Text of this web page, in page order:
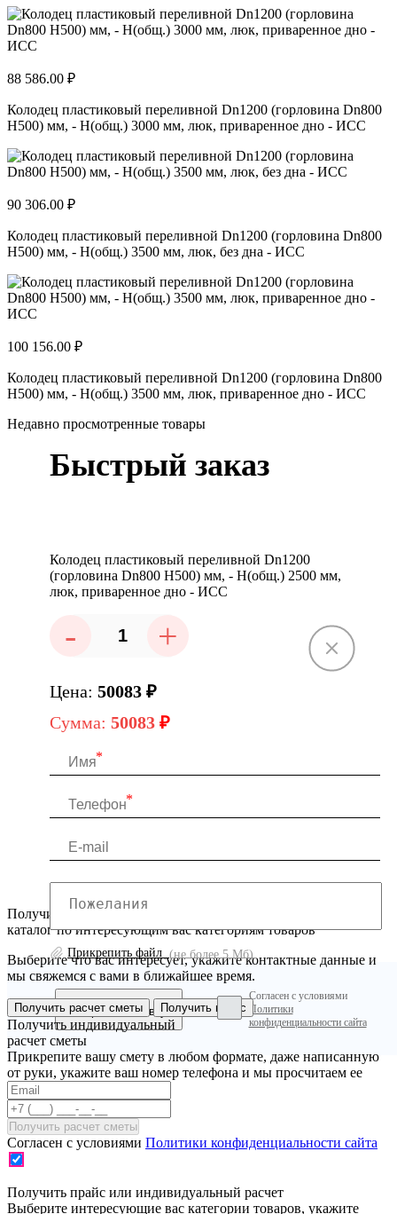
88 586.00 ₽
Колодец пластиковый переливной Dn1200 (горловина Dn800
H500) мм, - H(общ.) 3000 мм, люк, приваренное дно - ИСС
90 306.00 ₽
Колодец пластиковый переливной Dn1200 (горловина Dn800
H500) мм, - H(общ.) 3500 мм, люк, без дна - ИСС
100 156.00 ₽
Колодец пластиковый переливной Dn1200 (горловина Dn800
H500) мм, - H(общ.) 3500 мм, люк, приваренное дно - ИСС
Недавно просмотренные товары
Быстрый заказ
Колодец пластиковый переливной Dn1200
(горловина Dn800 H500) мм, - H(общ.) 2500 мм,
люк, приваренное дно - ИСС
- +
Цена: 50083 ₽
Сумма: 50083 ₽
Прикрепить файл (не более 5 Мб)
Согласен с условиями
Политики
конфиденциальности сайта
Получите расчет по смете с экономией до 30%, или скачайте
каталог по интересующим вас категориям товаров
Выберите что вас интересует, укажите контактные данные и
мы свяжемся с вами в ближайшее время.
Получить расчет сметы Получить прайс
Получить индивидуальный
расчет сметы
Прикрепите вашу смету в любом формате, даже написанную
от руки, укажите ваш номер телефона и мы просчитаем ее
Согласен с условиями Политики конфиденциальности сайта
Получить прайс или индивидуальный расчет
Выберите интересующие вас категории товаров, укажите